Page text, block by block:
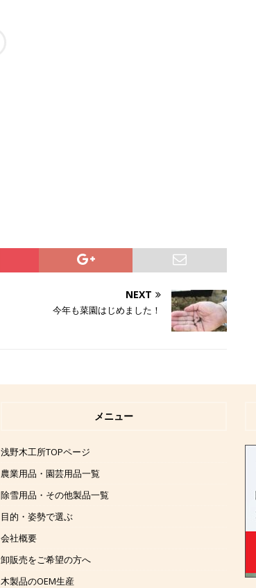
NEXT
今年も菜園はじめました！
メニュー
浅野木工所TOPページ
農業用品・園芸用品一覧
除雪用品・その他製品一覧
目的・姿勢で選ぶ
会社概要
卸販売をご希望の方へ
木製品のOEM生産